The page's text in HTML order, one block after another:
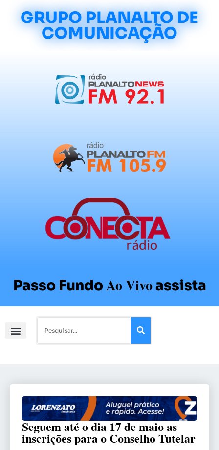
GRUPO PLANALTO DE
COMUNICAÇÃO
Passo FundoAo Vivoassista
Seguem até o dia 17 de maio as
inscrições para o Conselho Tutelar